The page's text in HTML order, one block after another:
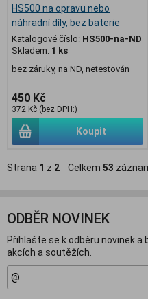
HS500 na opravu nebo
náhradní díly, bez baterie
Katalogové číslo: HS500-na-ND
Skladem: 1 ks
bez záruky, na ND, netestován
450 Kč
372 Kč (bez DPH:)
Koupit
Strana 1 z 2 Celkem 53
ODBĚR NOVINEK
Přihlašte se k odběru novinek
akcích a soutěžích.